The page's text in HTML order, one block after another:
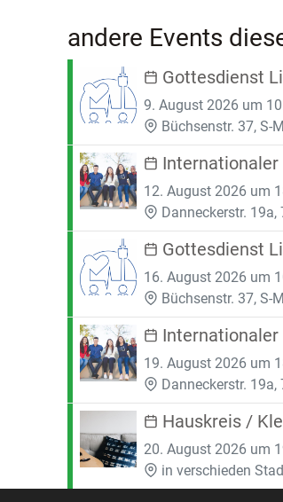
andere Events
Gottesdienst
9. August 2026 um
Büchsenstr. 37,
Internationaler
12. August 2026 um
Danneckerstr.
Gottesdienst
16. August 2026 um
Büchsenstr. 37,
Internationaler
19. August 2026 um
Danneckerstr.
Hauskreis /
20. August 2026 um
in verschieden